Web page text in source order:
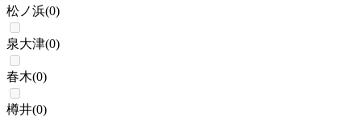
松ノ浜(0)
泉大津(0)
春木(0)
樽井(0)